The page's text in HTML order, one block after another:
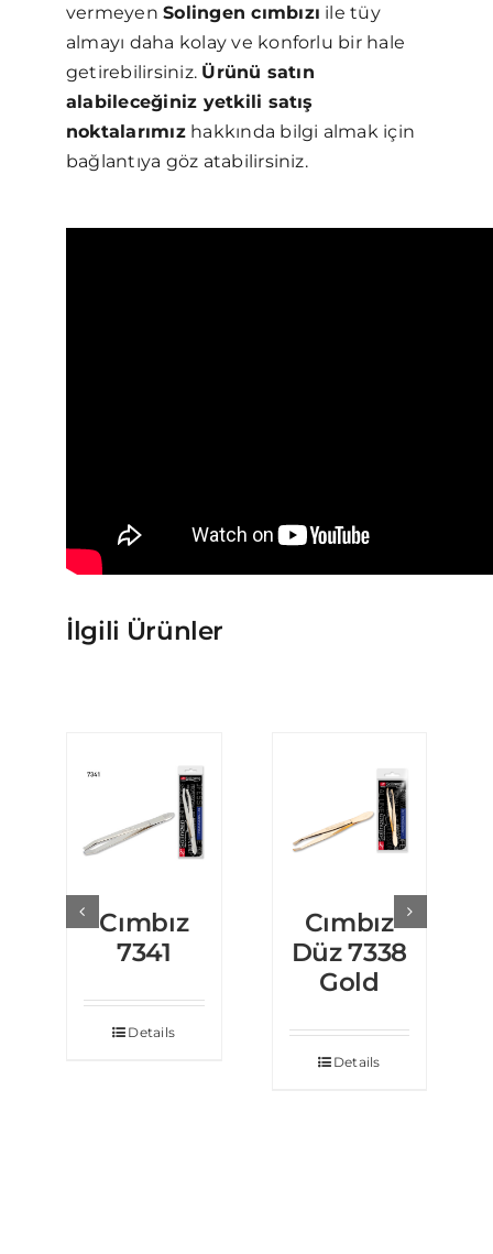
vermeyenSolingen cımbızı ile tüy
almayı daha kolay ve konforlu bir hale
getirebilirsiniz. Ürünü satın
alabileceğiniz yetkili satış
noktalarımızhakkında bilgi almak için
bağlantıya göz atabilirsiniz.
İlgili Ürünler
Cımbız
7341
Details
Cımbız
Düz 7338
Gold
Details